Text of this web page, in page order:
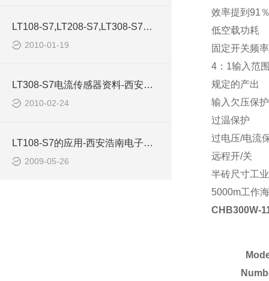
LT108-S7,LT208-S7,LT308-S7传感器-西安浩南电子科技
2010-01-19
LT308-S7电流传感器资料-西安浩南电子科技
2010-02-24
LT108-S7的应用-西安浩南电子科技有限公司
2009-05-26
效率提到91
低空载功耗
固定开关频率
4：1输入范
规定的产出
输入欠压保护
过温保护
过电压/电流
远程开/关
半砖尺寸工业
5000m工作
CHB300W-